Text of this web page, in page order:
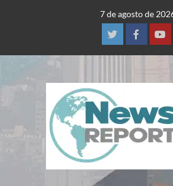
7 de agosto de
TwitterFacebook